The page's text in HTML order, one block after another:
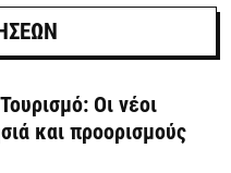
Οι νέοι
και προορισμούς